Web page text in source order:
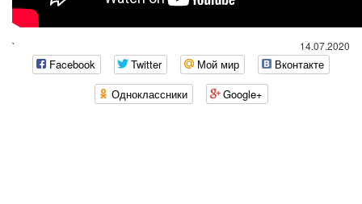
14.07.2020
`
Facebook Twitter Мой мир
Вконтакте
Одноклассники
Google+